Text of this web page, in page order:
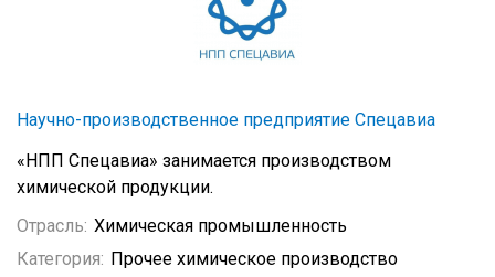
Научно-производственное предприятие Спецавиа
«НПП Спецавиа» занимается производством
химической продукции.
Отрасль: Химическая промышленность
Категория: Прочее химическое производство